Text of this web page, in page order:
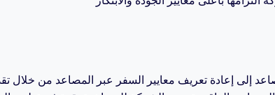
إلى إعادة تعريف معايير السفر عبر المصاعد من خلال